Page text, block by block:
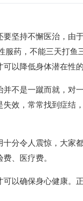
坚持不懈医治，由
服药，不能三天打鱼
以降低身体潜在性的
不是一蹴而就，对
效，常常找到症结
分令人震惊，大家
、医疗费。
以确保身心健康。